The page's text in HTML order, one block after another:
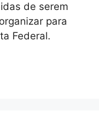
de serem
para
Federal.